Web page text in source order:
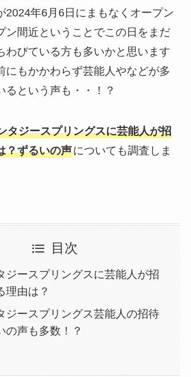
2024年6月6日にまもなくオープン
ン間近ということでこの日をまだ
わびている方も多いかと思います
にもかかわらず芸能人やなどが多
るという声も・・！？
タジースプリングスに芸能人が招
？ずるいの声についても調査しま
目次
ジースプリングスに芸能人が招
理由は？
ジースプリングス芸能人の招待
の声も多数！？